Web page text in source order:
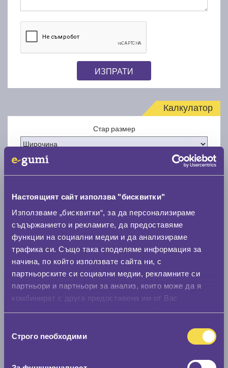
Настоящият сайт използва "бисквитки"
Използваме „бисквитки“, за да персонализираме
съдържанието и рекламите, да предоставяме
функции на социални медии и да анализираме
трафика си. Също така споделяме информация за
начина, по който използвате сайта ни, с
партньорските си социални медии, рекламните си
партньори и партньори за анализ, които може да я
комбинират с друга предоставена им от Вас
наСтрого nеобходими
ИЗПРАТИ
Калкулатор
Стар размер
Нов размер
Стар размер
0 мм.